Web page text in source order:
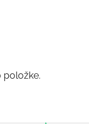
položke.